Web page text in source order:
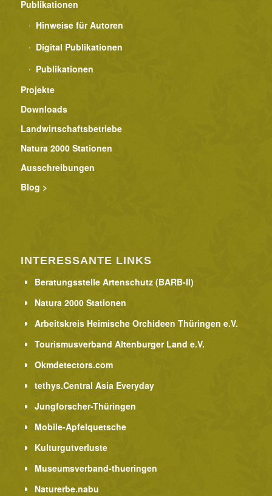
Publikationen
Hinweise für Autoren
Digital Publikationen
Publikationen
Projekte
Downloads
Landwirtschaftsbetriebe
Natura 2000 Stationen
Ausschreibungen
Blog >
INTERESSANTE LINKS
Beratungsstelle Artenschutz (BARB-II)
Natura 2000 Stationen
Arbeitskreis Heimische Orchideen Thüringen e.V.
Tourismusverband Altenburger Land e.V.
Okmdetectors.com
tethys.Central Asia Everyday
Jungforscher-Thüringen
Mobile-Apfelquetsche
Kulturgutverluste
Museumsverband-thueringen
Naturerbe.nabu